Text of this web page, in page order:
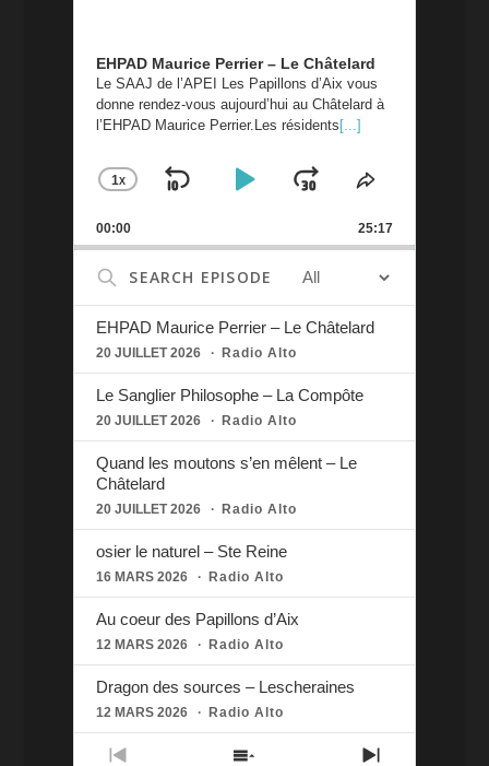
EHPAD Maurice Perrier – Le Châtelard
Le SAAJ de l’APEI Les Papillons d’Aix vous
donne rendez-vous aujourd’hui au Châtelard à
l’EHPAD Maurice Perrier.Les résidents [...]
CHANGE
RATE
1X
SKIP
BACKWARD
PLAYJUMP
FORWARD
SHARE
EPISODE
00:00 25:17
Search
Episodes
EHPAD Maurice Perrier – Le Châtelard
20 JUILLET 2026 Radio Alto
Le Sanglier Philosophe – La Compôte
20 JUILLET 2026 Radio Alto
Quand les moutons s’en mêlent – Le
Châtelard
20 JUILLET 2026 Radio Alto
osier le naturel – Ste Reine
16 MARS 2026 Radio Alto
Au coeur des Papillons d’Aix
12 MARS 2026 Radio Alto
Dragon des sources – Lescheraines
12 MARS 2026 Radio Alto